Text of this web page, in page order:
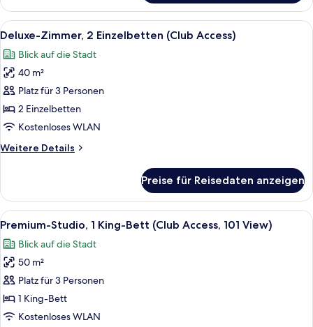
Zimmer,
1 King-
Bett
Alle
Fotos
für
Deluxe-
Zimmer,
2 Einzelbetten
(Club
anzeigen
Ein Hotelzimmer mit zwei Betten,
8
Deluxe-Zimmer, 2 Einzelbetten (Club Access)
Blick auf die Stadt
40 m²
Platz für 3 Personen
2 Einzelbetten
Kostenloses WLAN
Weitere Details
Weitere
Zimmer,
2 Einzelbetten
(Club
Preise für Reisedaten anzeigen
Alle
Fotos
für
Premium-
Studio,
1 King-
Bett
Ein modernes Hotelzimmer mit Bett,
6
Premium-Studio, 1 King-Bett (Club Access, 101 View)
Blick auf die Stadt
50 m²
Platz für 3 Personen
1 King-Bett
Kostenloses WLAN